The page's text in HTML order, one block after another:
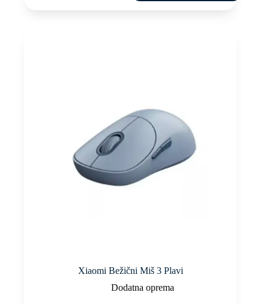
Xiaomi Bežični Miš 3 Plavi
Dodatna oprema